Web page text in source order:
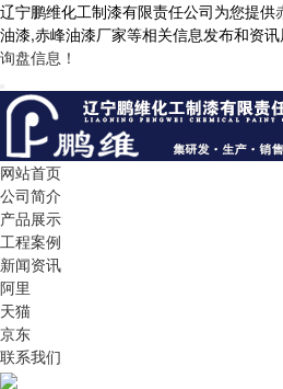
辽宁鹏维化工制漆有限责任公司为您提供
油漆,赤峰油漆厂家等相关信息发布和资
询盘信息！
网站首页
公司简介
产品展示
工程案例
新闻资讯
阿里
天猫
京东
联系我们